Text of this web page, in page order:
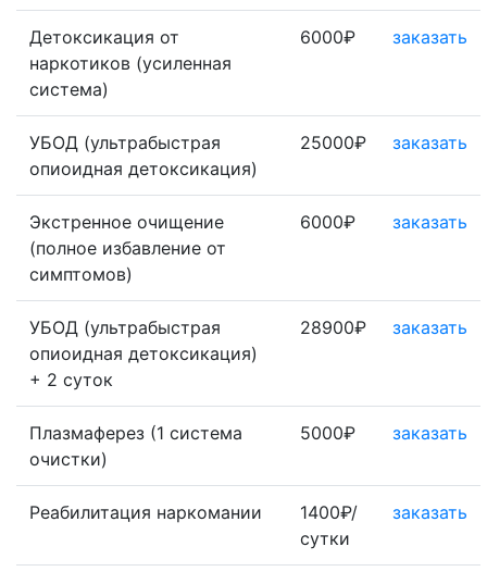
Детоксикация от
наркотиков (усиленная
система)
6000₽ заказать
УБОД (ультрабыстрая
опиоидная детоксикация)
25000₽ заказать
Экстренное очищение
(полное избавление от
симптомов)
6000₽ заказать
УБОД (ультрабыстрая
опиоидная детоксикация)
+ 2 суток
28900₽ заказать
Плазмаферез (1 система
очистки)
5000₽ заказать
Реабилитация наркомании
1400₽/
сутки
заказать